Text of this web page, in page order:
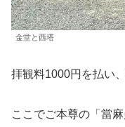
金堂と西塔
拝観料1000円を払い
ここでご本尊の「當